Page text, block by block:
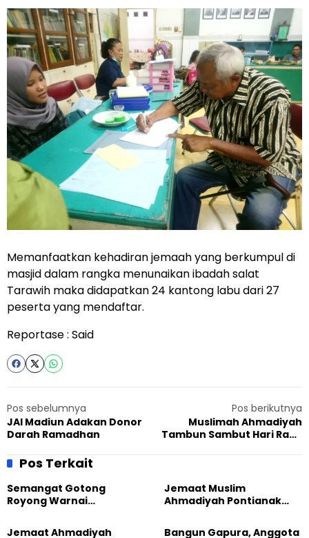
Memanfaatkan kehadiran jemaah yang berkumpul di
masjid dalam rangka menunaikan ibadah salat
Tarawih maka didapatkan 24 kantong labu dari 27
peserta yang mendaftar.
Reportase : Said
Pos sebelumnya
JAI Madiun Adakan Donor
Darah Ramadhan
Pos berikutnya
Muslimah Ahmadiyah
Tambun Sambut Hari Raya
Pos Terkait
Semangat Gotong
Royong Warnai
Masjid di Jemaat
Jemaat Muslim
Ahmadiyah Pontianak
Jemaat Ahmadiyah
Bangun Gapura, Anggota